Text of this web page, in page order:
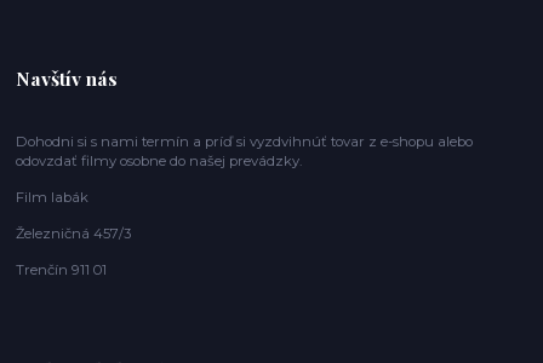
Navštív nás
Dohodni si s nami termín a príď si vyzdvihnúť tovar z e-shopu alebo
odovzdať filmy osobne do našej prevádzky.
Film labák
Železničná 457/3
Trenčín 911 01